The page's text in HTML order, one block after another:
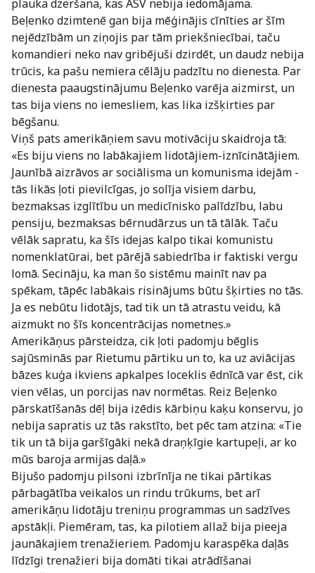
plauka dzeršana, kas ASV nebija iedomājama.
Beļenko dzimtenē gan bija mēģinājis cīnīties ar šīm
nejēdzībām un ziņojis par tām priekšniecībai, taču
komandieri neko nav gribējuši dzirdēt, un daudz nebija
trūcis, ka pašu nemiera cēlāju padzītu no dienesta. Par
dienesta paaugstinājumu Beļenko varēja aizmirst, un
tas bija viens no iemesliem, kas lika izšķirties par
bēgšanu.
Viņš pats amerikāņiem savu motivāciju skaidroja tā:
«Es biju viens no labākajiem lidotājiem-iznīcinātājiem.
Jaunībā aizrāvos ar sociālisma un komunisma idejām -
tās likās ļoti pievilcīgas, jo solīja visiem darbu,
bezmaksas izglītību un medicīnisko palīdzību, labu
pensiju, bezmaksas bērnudārzus un tā tālāk. Taču
vēlāk sapratu, ka šīs idejas kalpo tikai komunistu
nomenklatūrai, bet pārējā sabiedrība ir faktiski vergu
lomā. Secināju, ka man šo sistēmu mainīt nav pa
spēkam, tāpēc labākais risinājums būtu šķirties no tās.
Ja es nebūtu lidotājs, tad tik un tā atrastu veidu, kā
aizmukt no šīs koncentrācijas nometnes.»
Amerikāņus pārsteidza, cik ļoti padomju bēglis
sajūsminās par Rietumu pārtiku un to, ka uz aviācijas
bāzes kuģa ikviens apkalpes loceklis ēdnīcā var ēst, cik
vien vēlas, un porcijas nav normētas. Reiz Beļenko
pārskatīšanās dēļ bija izēdis kārbiņu kaķu konservu, jo
nebija sapratis uz tās rakstīto, bet pēc tam atzina: «Tie
tik un tā bija garšīgāki nekā draņķīgie kartupeļi, ar ko
mūs baroja armijas daļā.»
Bijušo padomju pilsoni izbrīnīja ne tikai pārtikas
pārbagātība veikalos un rindu trūkums, bet arī
amerikāņu lidotāju treniņu programmas un sadzīves
apstākļi. Piemēram, tas, ka pilotiem allaž bija pieeja
jaunākajiem trenažieriem. Padomju karaspēka daļās
līdzīgi trenažieri bija domāti tikai atrādīšanai